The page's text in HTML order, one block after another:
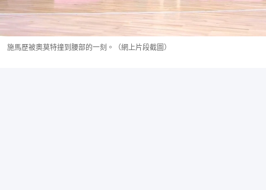
施馬歷被奧莫特撞到腰部的一刻。（網上片段截圖）